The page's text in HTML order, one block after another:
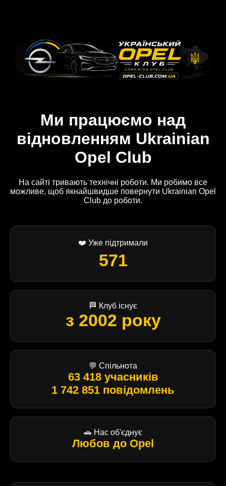
Ми працюємо над
відновленням Ukrainian
Opel Club
На сайті тривають технічні роботи. Ми робимо все
можливе, щоб якнайшвидше повернути Ukrainian Opel
Club до роботи.
❤️ Уже підтримали
571
🏁 Клуб існує
з 2002 року
💬 Спільнота
63 418 учасників
1 742 851 повідомлень
🚗 Нас об'єднує
Любов до Opel